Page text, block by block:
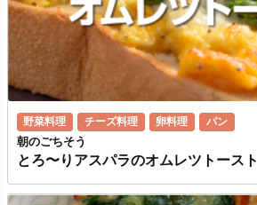
野菜料理 チーズ料理 卵料理 パン
朝のごちそう
とろ〜りアスパラのオムレツトースト